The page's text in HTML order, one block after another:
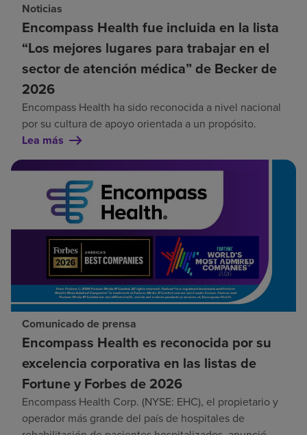
Noticias
Encompass Health fue incluida en la lista
“Los mejores lugares para trabajar en el
sector de atención médica” de Becker de
2026
Encompass Health ha sido reconocida a nivel nacional
por su cultura de apoyo orientada a un propósito.
Lea más
Comunicado de prensa
Encompass Health es reconocida por su
excelencia corporativa en las listas de
Fortune y Forbes de 2026
Encompass Health Corp. (NYSE: EHC), el propietario y
operador más grande del país de hospitales de